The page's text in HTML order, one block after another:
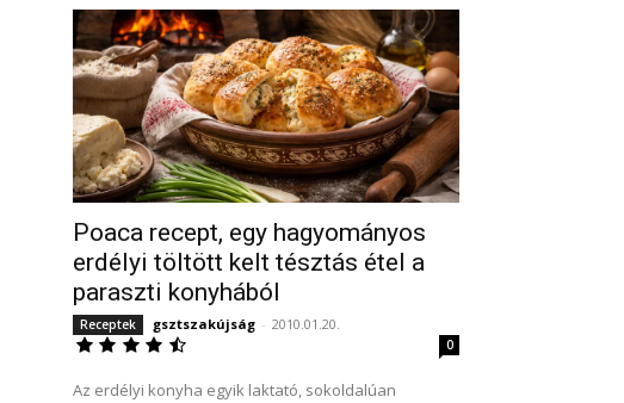
Poaca recept, egy hagyományos
erdélyi töltött kelt tésztás étel a
paraszti konyhából
Receptek gsztszakújság - 2010.01.20.
0
Az erdélyi konyha egyik laktató, sokoldalúan